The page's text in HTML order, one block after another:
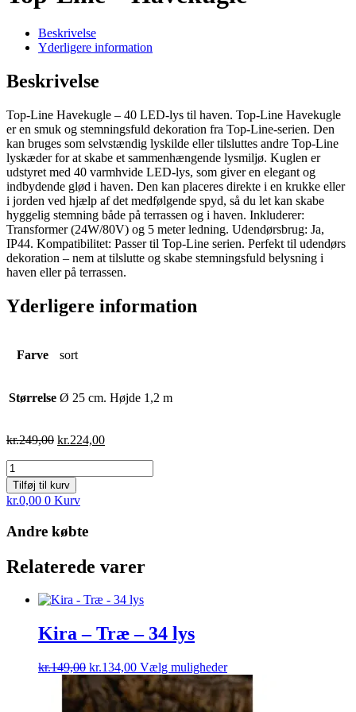
Beskrivelse
Yderligere information
Beskrivelse
Top-Line Havekugle – 40 LED-lys til haven. Top-Line Havekugle
er en smuk og stemningsfuld dekoration fra Top-Line-serien. Den
kan bruges som selvstændig lyskilde eller tilsluttes andre Top-Line
lyskæder for at skabe et sammenhængende lysmiljø. Kuglen er
udstyret med 40 varmhvide LED-lys, som giver en elegant og
indbydende glød i haven. Den kan placeres direkte i en krukke eller
i jorden ved hjælp af det medfølgende spyd, så du let kan skabe
hyggelig stemning både på terrassen og i haven. Inkluderer:
Transformer (24W/80V) og 5 meter ledning. Udendørsbrug: Ja,
IP44. Kompatibilitet: Passer til Top-Line serien. Perfekt til udendørs
dekoration – nem at tilslutte og skabe stemningsfuld belysning i
haven eller på terrassen.
Yderligere information
Farve sort
Størrelse Ø 25 cm. Højde 1,2 m
kr.249,00 Den
var:
kr.249,00.
kr.224,00Den
Top-
Line
-
Havekugle
antal
Tilføj til kurv
kr.0,00 0 Kurv
Andre købte
Relaterede varer
Kira – Træ – 34 lys
kr.149,00 Den
oprindelige
pris
kr.134,00Den
aktuelle
pris
Vælg mulighederDette
vare
har